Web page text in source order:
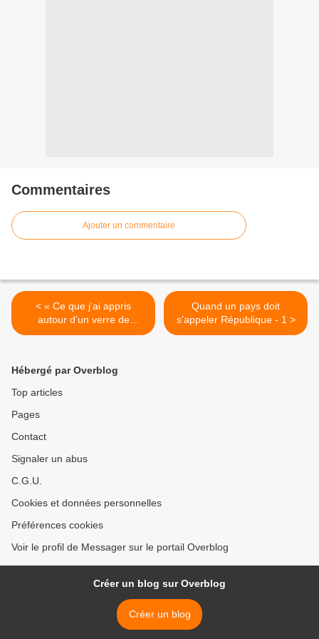
Commentaires
Ajouter un commentaire
< « Ce que j’ai appris
autour d’un verre de
Lungwila » : Un reportage
Quand un pays doit
s’appeler République - 1 >
Hébergé par Overblog
Top articles
Pages
Contact
Signaler un abus
C.G.U.
Cookies et données personnelles
Préférences cookies
Voir le profil de Messager sur le portail Overblog
Créer un blog sur Overblog
Créer un blog